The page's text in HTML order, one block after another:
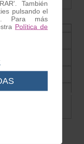
0.20 €
También
pulsando el
Para más
Política de